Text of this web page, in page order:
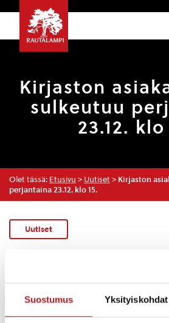
Suostumus Yksityiskohdat
Kirjaston
sulkeutuu
23.12. klo
Olet tässä: Etusivu > Uutiset > Kirjaston
perjantaina 23.12. klo 15.
Uutiset
Tapaninpäivänä 26.12.
Omatoimikirjastoon pääsee 23.12.-